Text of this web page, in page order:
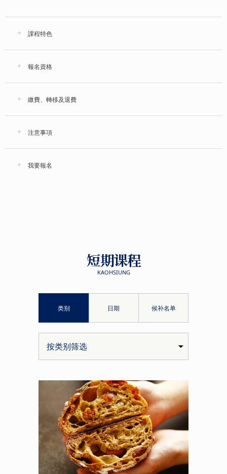
課程特色
報名資格
繳費、轉移及退費
注意事項
我要報名
短期课程
KAOHSIUNG
类别 日期 候补名单